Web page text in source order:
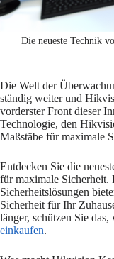
Die neueste Technik
Die Welt der
ständig weiter und
vorderster Front dieser
Technologie, den
Maßstäbe für maximale
Entdecken Sie die
für maximale Sicherheit.
Sicherheitslösungen
Sicherheit für Ihr
länger, schützen Sie
einkaufen.